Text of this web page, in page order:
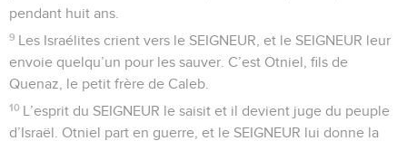
pendant huit ans.
9 Les Israélites crient vers le SEIGNEUR, et le SEIGNEUR leur
envoie quelqu’un pour les sauver. C’est Otniel, fils de
Quenaz, le petit frère de Caleb.
10 L’esprit du SEIGNEUR le saisit et il devient juge du peuple
d’Israël. Otniel part en guerre, et le SEIGNEUR lui donne la